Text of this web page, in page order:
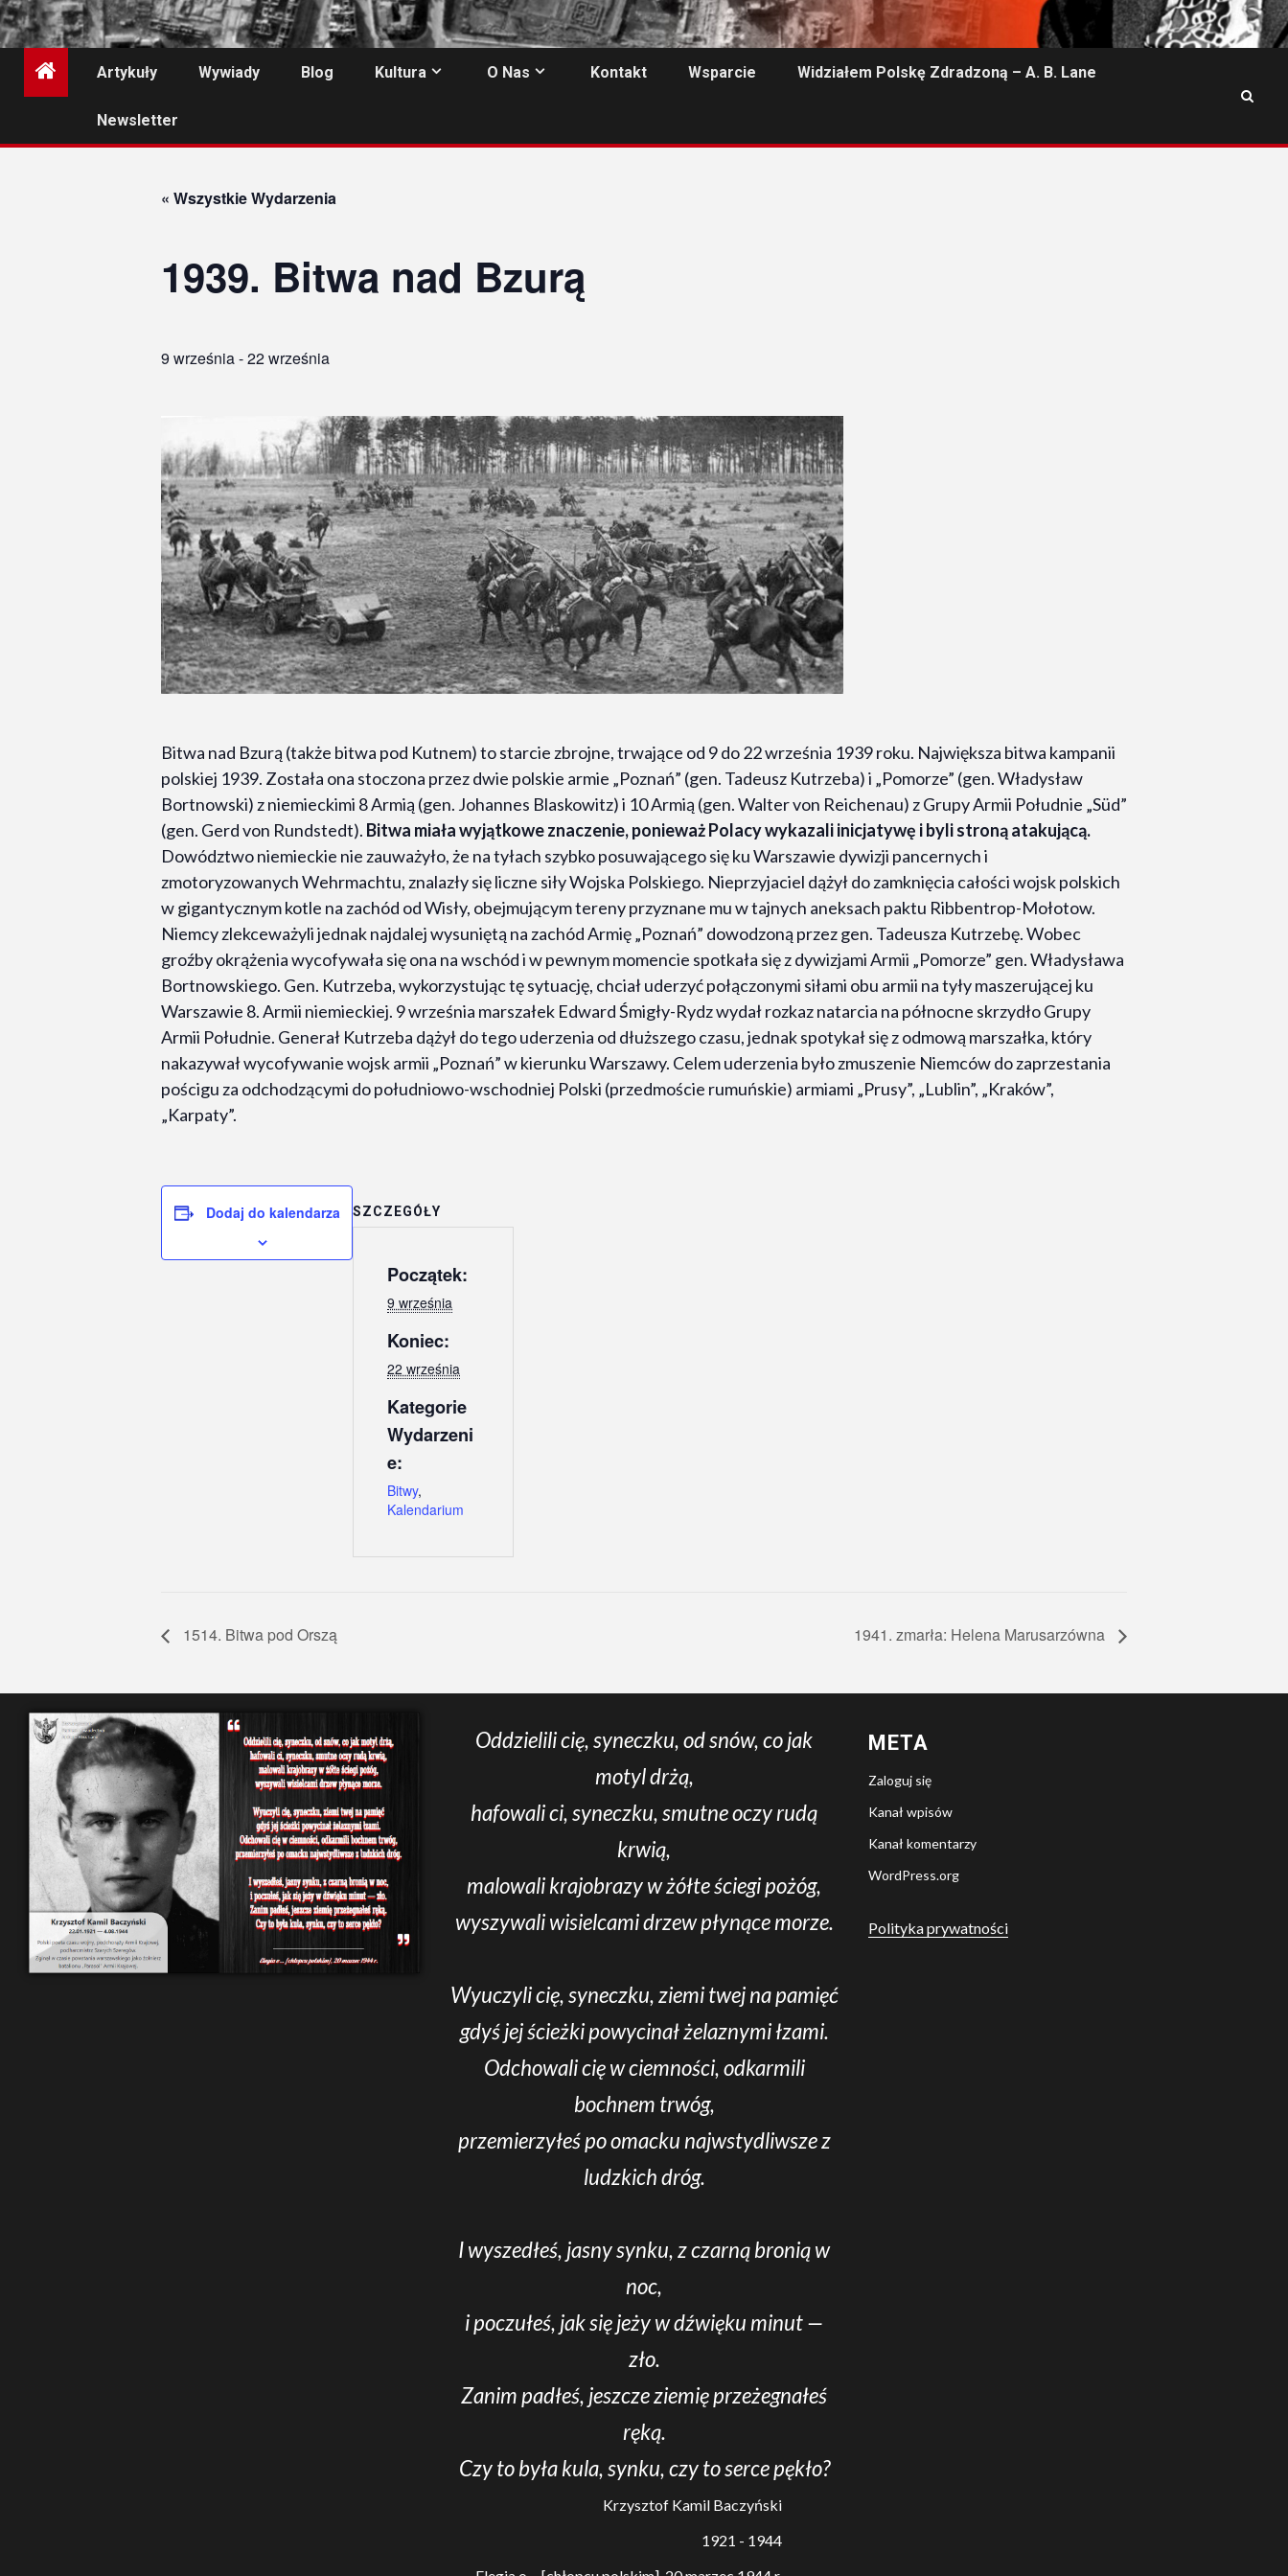
Artykuły Wywiady Blog Kultura O Nas Kontakt Wsparcie Widziałem Polskę Zdradzoną – A. B. Lane
Newsletter
« Wszystkie Wydarzenia
1939. Bitwa nad Bzurą
9 września-22 września
Bitwa nad Bzurą (także bitwa pod Kutnem) to starcie zbrojne, trwające od 9 do 22 września 1939 roku. Największa bitwa kampanii
polskiej 1939. Została ona stoczona przez dwie polskie armie „Poznań” (gen. Tadeusz Kutrzeba) i „Pomorze” (gen. Władysław
Bortnowski) z niemieckimi 8 Armią (gen. Johannes Blaskowitz) i 10 Armią (gen. Walter von Reichenau) z Grupy Armii Południe „Süd”
(gen. Gerd von Rundstedt). Bitwa miała wyjątkowe znaczenie, ponieważ Polacy wykazali inicjatywę i byli stroną atakującą.
Dowództwo niemieckie nie zauważyło, że na tyłach szybko posuwającego się ku Warszawie dywizji pancernych i
zmotoryzowanych Wehrmachtu, znalazły się liczne siły Wojska Polskiego. Nieprzyjaciel dążył do zamknięcia całości wojsk polskich
w gigantycznym kotle na zachód od Wisły, obejmującym tereny przyznane mu w tajnych aneksach paktu Ribbentrop-Mołotow.
Niemcy zlekceważyli jednak najdalej wysuniętą na zachód Armię „Poznań” dowodzoną przez gen. Tadeusza Kutrzebę. Wobec
groźby okrążenia wycofywała się ona na wschód i w pewnym momencie spotkała się z dywizjami Armii „Pomorze” gen. Władysława
Bortnowskiego. Gen. Kutrzeba, wykorzystując tę sytuację, chciał uderzyć połączonymi siłami obu armii na tyły maszerującej ku
Warszawie 8. Armii niemieckiej. 9 września marszałek Edward Śmigły-Rydz wydał rozkaz natarcia na północne skrzydło Grupy
Armii Południe. Generał Kutrzeba dążył do tego uderzenia od dłuższego czasu, jednak spotykał się z odmową marszałka, który
nakazywał wycofywanie wojsk armii „Poznań” w kierunku Warszawy. Celem uderzenia było zmuszenie Niemców do zaprzestania
pościgu za odchodzącymi do południowo-wschodniej Polski (przedmoście rumuńskie) armiami „Prusy”, „Lublin”, „Kraków”,
„Karpaty”.
Dodaj do kalendarza SZCZEGÓŁY
Początek:
9 września
Koniec:
22 września
Kategorie
Wydarzeni
e:
Bitwy,
Kalendarium
1514. Bitwa pod Orszą 1941. zmarła: Helena Marusarzówna
Oddzielili cię, syneczku, od snów, co jak
motyl drżą,
hafowali ci, syneczku, smutne oczy rudą
krwią,
malowali krajobrazy w żółte ściegi pożóg,
wyszywali wisielcami drzew płynące morze.
Wyuczyli cię, syneczku, ziemi twej na pamięć
gdyś jej ścieżki powycinał żelaznymi łzami.
Odchowali cię w ciemności, odkarmili
bochnem trwóg,
przemierzyłeś po omacku najwstydliwsze z
ludzkich dróg.
I wyszedłeś, jasny synku, z czarną bronią w
noc,
i poczułeś, jak się jeży w dźwięku minut —
zło.
Zanim padłeś, jeszcze ziemię przeżegnałeś
ręką.
Czy to była kula, synku, czy to serce pękło?
Krzysztof Kamil Baczyński
1921 - 1944
META
Zaloguj się
Kanał wpisów
Kanał komentarzy
WordPress.org
Polityka prywatności